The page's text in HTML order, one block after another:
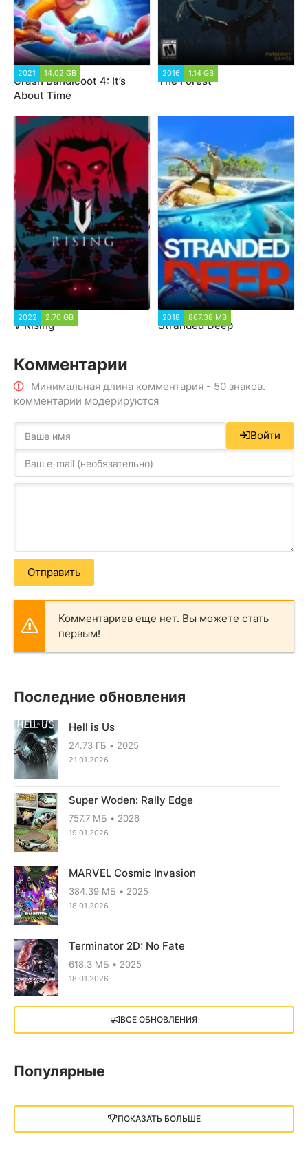
2021 14.02 GB
Crash Bandicoot 4: It’s
About Time
2016 1.14 GB
The Forest
2022 2.70 GB
V Rising
2018 867.38 MB
Stranded Deep
Комментарии
Минимальная длина комментария - 50 знаков.
комментарии модерируются
Войти
Отправить
Комментариев еще нет. Вы можете стать
первым!
Последние обновления
Hell is Us
24.73 ГБ 2025
21.01.2026
Super Woden: Rally Edge
757.7 МБ 2026
19.01.2026
MARVEL Cosmic Invasion
384.39 МБ 2025
18.01.2026
Terminator 2D: No Fate
618.3 МБ 2025
18.01.2026
X4: Foundations (2018)
13.73 GB 2018
13 ГБ 2025
ВСЕ ОБНОВЛЕНИЯ
Популярные
ПОКАЗАТЬ БОЛЬШЕ